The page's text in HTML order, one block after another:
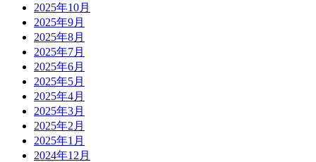
2025年10月
2025年9月
2025年8月
2025年7月
2025年6月
2025年5月
2025年4月
2025年3月
2025年2月
2025年1月
2024年12月